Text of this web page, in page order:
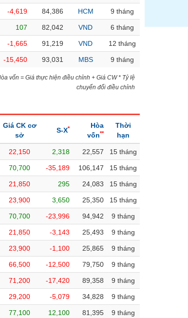
-4,619 84,386 HCM 9 tháng
107 82,042 VND 6 tháng
-1,665 91,219 VND 12 tháng
-15,450 93,031 MBS 9 tháng
vốn = Giá thực hiện điều chỉnh + Giá CW * Tỷ lệ
chuyển đổi điều chỉnh
Giá CK cơ
sở
S-X*
Hòa
vốn**
Thời
hạn
22,150 2,318 22,557 15 tháng
70,700 -35,189 106,147 15 tháng
21,850 295 24,083 15 tháng
23,900 3,650 25,350 15 tháng
70,700 -23,996 94,942 9 tháng
21,850 -3,143 25,493 9 tháng
23,900 -1,100 25,865 9 tháng
66,500 -12,500 79,750 9 tháng
71,200 -17,420 89,358 9 tháng
29,200 -5,079 34,828 9 tháng
77,100 12,100 81,395 9 tháng